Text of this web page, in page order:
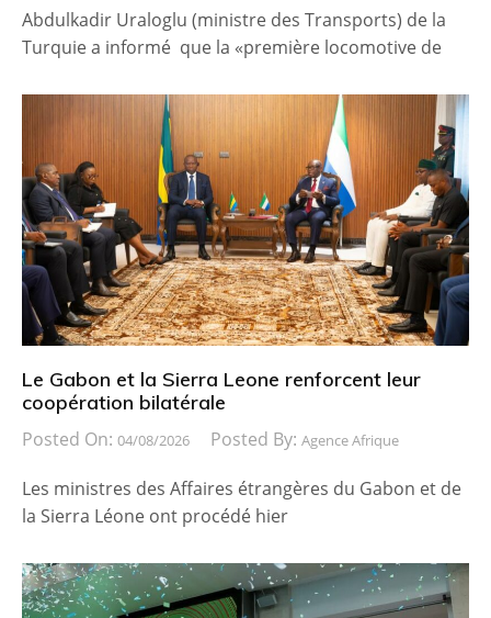
Abdulkadir Uraloglu (ministre des Transports) de la
Turquie a informé que la «première locomotive de
Le Gabon et la Sierra Leone renforcent leur
coopération bilatérale
Posted On: 04/08/2026 Posted By: Agence Afrique
Les ministres des Affaires étrangères du Gabon et de
la Sierra Léone ont procédé hier